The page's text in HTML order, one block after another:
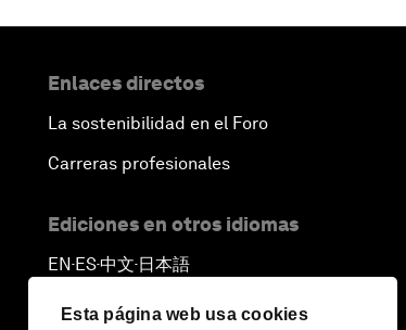
Esta página web usa cookies
Enlaces directos
La sostenibilidad en el Foro
Carreras profesionales
Ediciones en otros idiomas
EN ▪ES▪中文▪ 日本語